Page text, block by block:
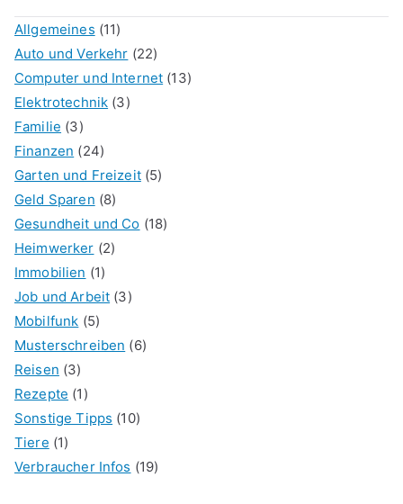
Allgemeines (11)
Auto und Verkehr (22)
Computer und Internet (13)
Elektrotechnik (3)
Familie (3)
Finanzen (24)
Garten und Freizeit(5)
Geld Sparen (8)
Gesundheit und Co (18)
Heimwerker (2)
Immobilien (1)
Job und Arbeit (3)
Mobilfunk (5)
Musterschreiben (6)
Reisen (3)
Rezepte (1)
Sonstige Tipps (10)
Tiere (1)
Verbraucher Infos (19)